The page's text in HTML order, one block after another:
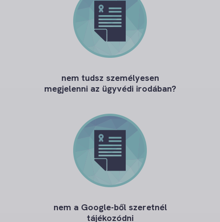
nem tudsz személyesen
megjelenni az ügyvédi irodában?
nem a Google-ből szeretnél
tájékozódni